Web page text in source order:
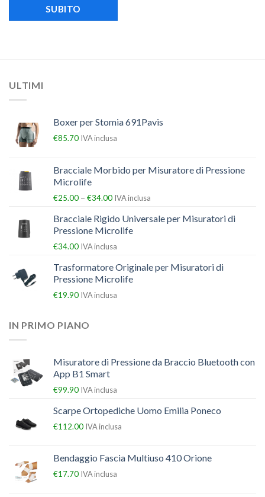
SUBITO
ULTIMI
Boxer per Stomia 691Pavis
€85.70 IVA inclusa
Bracciale Morbido per Misuratore di Pressione
Microlife
€25.00 – €34.00 IVA inclusa
Bracciale Rigido Universale per Misuratori di
Pressione Microlife
€34.00 IVA inclusa
Trasformatore Originale per Misuratori di
Pressione Microlife
€19.90 IVA inclusa
IN PRIMO PIANO
Misuratore di Pressione da Braccio Bluetooth con
App B1 Smart
€99.90 IVA inclusa
Scarpe Ortopediche Uomo Emilia Poneco
€112.00 IVA inclusa
Bendaggio Fascia Multiuso 410 Orione
€17.70 IVA inclusa